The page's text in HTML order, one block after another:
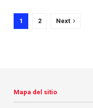
1 2 Next
Mapa del sitio